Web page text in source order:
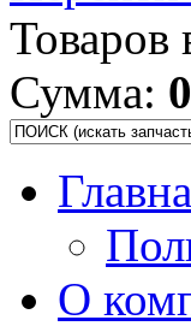
Товаров
Сумма:
О